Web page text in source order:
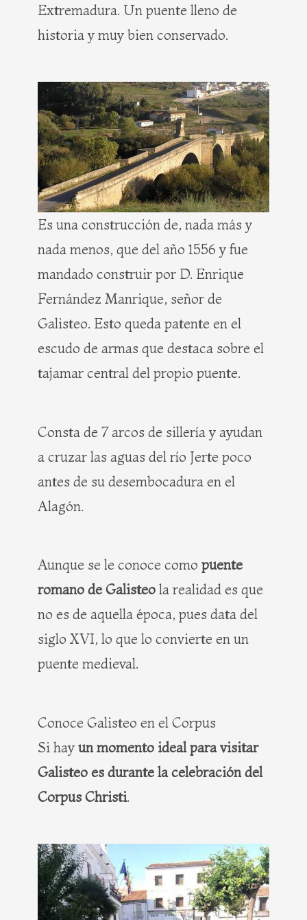
Extremadura. Un puente lleno de
historia y muy bien conservado.
Es una construcción de, nada más y
nada menos, que del año 1556 y fue
mandado construir por D. Enrique
Fernández Manrique, señor de
Galisteo. Esto queda patente en el
escudo de armas que destaca sobre el
tajamar central del propio puente.
Consta de 7 arcos de sillería y ayudan
a cruzar las aguas del río Jerte poco
antes de su desembocadura en el
Alagón.
Aunque se le conoce como puente
romano de Galisteo la realidad es que
no es de aquella época, pues data del
siglo XVI, lo que lo convierte en un
puente medieval.
Conoce Galisteo en el Corpus
Si hay un momento ideal para visitar
Galisteo es durante la celebración del
Corpus Christi.